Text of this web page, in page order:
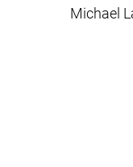
Michael